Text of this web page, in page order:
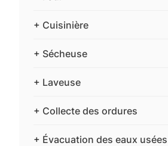
+ Cuisinière
+ Sécheuse
+ Laveuse
+ Collecte des ordures
+ Évacuation des eaux usées